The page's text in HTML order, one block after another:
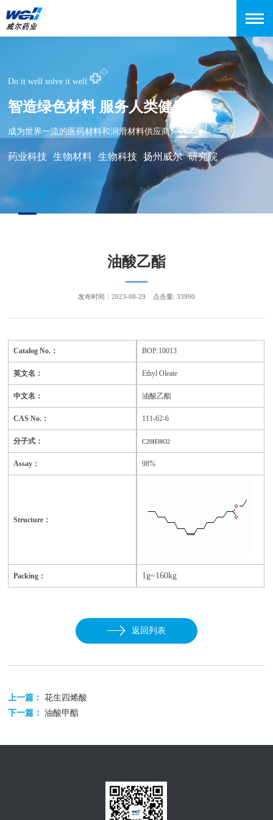
Do it well solve it well
智造绿色材料 服务人类健康
成为世界一流的医药材料和润滑材料供应商
药业科技 生物材料 生物科技 扬州威尔 研究院
威尔健康
油酸乙酯
Catalog No.： BOP:10013
英文名： Ethyl Oleate
中文名： 油酸乙酯
CAS No.： 111-62-6
分子式： C20H38O2
Assay： 98%
Structure：
Packing： 1g~160kg
返回列表
上一篇：花生四烯酸
下一篇：油酸甲酯